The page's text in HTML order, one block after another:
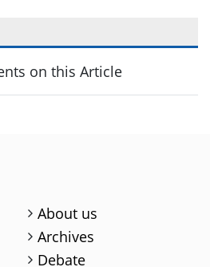
on this Article
About us
Archives
Debate